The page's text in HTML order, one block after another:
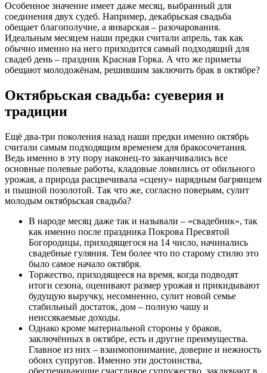
Особенное значение имеет даже месяц, выбранный для
соединения двух судеб. Например, декабрьская свадьба
обещает благополучие, а январская – разочарования.
Идеальным месяцем наши предки считали апрель, так как
обычно именно на него приходится самый подходящий для
свадеб день – праздник Красная Горка. А что же приметы
обещают молодожёнам, решившим заключить брак в октябре?
Октябрьская свадьба: суеверия и
традиции
Ещё два-три поколения назад наши предки именно октябрь
считали самым подходящим временем для бракосочетания.
Ведь именно в эту пору наконец-то заканчивались все
основные полевые работы, кладовые ломились от обильного
урожая, а природа расцвечивала «сцену» нарядным багрянцем
и пышной позолотой. Так что же, согласно поверьям, сулит
молодым октябрьская свадьба?
В народе месяц даже так и называли – «свадебник», так
как именно после праздника Покрова Пресвятой
Богородицы, приходящегося на 14 число, начинались
свадебные гуляния. Тем более что по старому стилю это
было самое начало октября.
Торжество, приходящееся на время, когда подводят
итоги сезона, оценивают размер урожая и прикидывают
будущую выручку, несомненно, сулит новой семье
стабильный достаток, дом – полную чашу и
неиссякаемые доходы.
Однако кроме материальной стороны у браков,
заключённых в октябре, есть и другие преимущества.
Главное из них – взаимопонимание, доверие и нежность
обоих супругов. Именно эти достоинства,
обеспечивающие счастливое супружество, заключают в